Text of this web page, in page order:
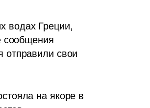
водах Греции,
сообщения
отправили свои
на якоре в